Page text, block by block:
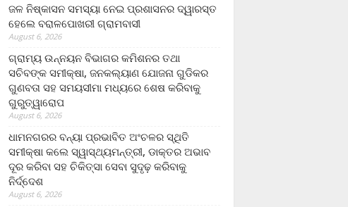
ଜଳ ନିଷ୍କାସନ ସମସ୍ୟା ନେଇ ପ୍ରଶାସନର ଦ୍ୱାରସ୍ତ
ହେଲେ ବରାଳପୋଖରୀ ଗ୍ରାମବାସୀ
August 6, 2026
ଗ୍ରାମ୍ୟ ଉନ୍ନୟନ ବିଭାଗର କମିଶନର ତଥା
ସଚିବଙ୍କ ସମୀକ୍ଷା, ଜନକଲ୍ୟାଣ ଯୋଜନା ଗୁଡିକର
ଗୁଣବତା ସହ ସମୟସୀମା ମଧ୍ୟରେ ଶେଷ କରିବାକୁ
ଗୁରୁତ୍ୱାରୋପ
August 6, 2026
ଧାମନଗରର ବନ୍ୟା ପ୍ରଭାବିତ ଅଂଚଳର ସ୍ଥିତି
ସମୀକ୍ଷା କଲେ ସ୍ୱାସ୍ଥ୍ୟମନ୍ତ୍ରୀ, ଡାକ୍ତର ଅଭାବ
ଦୂର କରିବା ସହ ଚିକିତ୍ସା ସେବା ସୁଦୃଢ଼ କରିବାକୁ
ନିର୍ଦ୍ଦେଶ
August 6, 2026